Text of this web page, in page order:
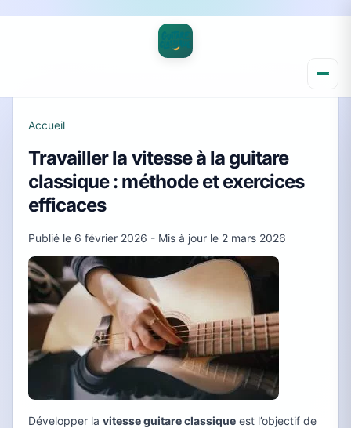
Accueil
Travailler la vitesse à la guitare
classique : méthode et exercices
efficaces
Publié le 6 février 2026 - Mis à jour le 2 mars 2026
Développer la vitesse guitare classique est l’objectif de